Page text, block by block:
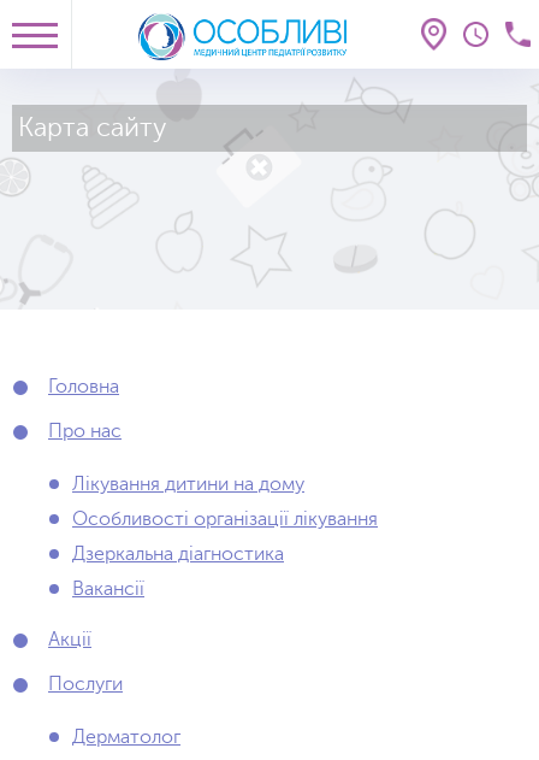
Карта сайту
Головна
Про нас
Лікування дитини на дому
Особливості організації лікування
Дзеркальна діагностика
Вакансії
Акції
Послуги
Дерматолог